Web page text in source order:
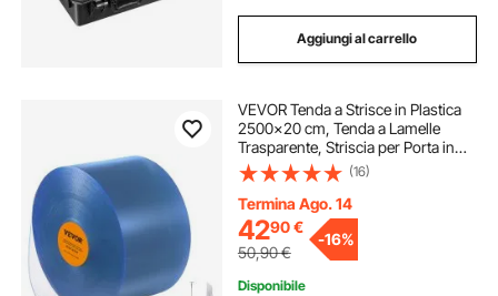
Aggiungi al carrello
VEVOR Tenda a Strisce in Plastica
2500x20 cm, Tenda a Lamelle
Trasparente, Striscia per Porta in
Plastica Liscia a Rullo Spessore 2
mm per Porte di Supermercato,
Magazzino, Centri Commerciali,
Garage
(16)
Termina Ago. 14
4290€
50,90€
-16%
Disponibile